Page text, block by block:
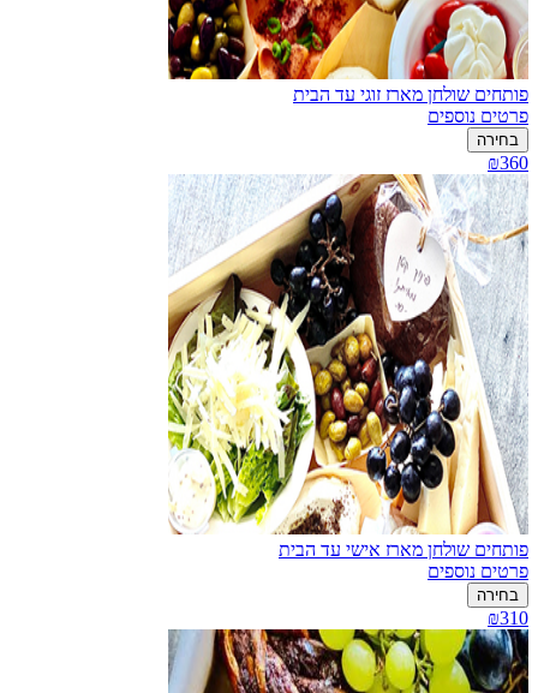
פותחים שולחן מארז זוגי עד הבית
פרטים נוספים
בחירה
₪360
פותחים שולחן מארז אישי עד הבית
פרטים נוספים
בחירה
₪310